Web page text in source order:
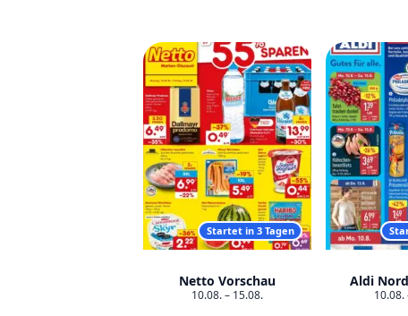
Startet in 3 Tagen
Netto Vorschau
10.08. – 15.08.
Aldi
10.08.